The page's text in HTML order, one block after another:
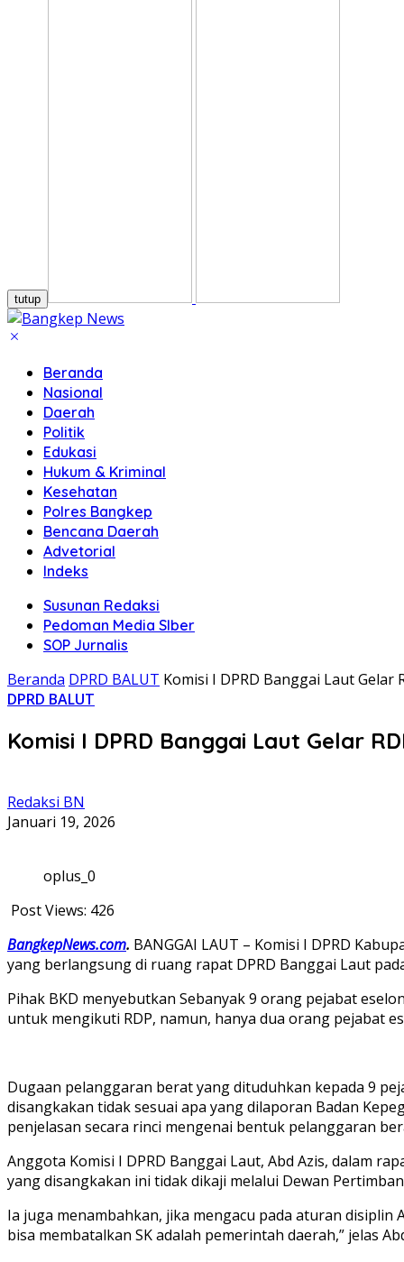
tutup
Beranda
Nasional
Daerah
Politik
Edukasi
Hukum & Kriminal
Kesehatan
Polres Bangkep
Bencana Daerah
Advetorial
Indeks
Susunan Redaksi
Pedoman Media SIber
SOP Jurnalis
Beranda DPRD BALUT Komisi I DPRD Banggai Laut
DPRD BALUT
Komisi I DPRD Banggai Laut Gelar
Redaksi BN
Januari 19, 2026
oplus_0
Post Views: 426
BangkepNews.com. BANGGAI LAUT – Komisi I DPRD
yang berlangsung di ruang rapat DPRD Banggai Laut
Pihak BKD menyebutkan Sebanyak 9 orang pejabat
untuk mengikuti RDP, namun, hanya dua orang pejabat
Dugaan pelanggaran berat yang dituduhkan kepada 9
disangkakan tidak sesuai apa yang dilaporan Badan
penjelasan secara rinci mengenai bentuk pelanggaran
Anggota Komisi I DPRD Banggai Laut, Abd Azis, dalam
yang disangkakan ini tidak dikaji melalui Dewan
Ia juga menambahkan, jika mengacu pada aturan disiplin
bisa membatalkan SK adalah pemerintah daerah,” jelas